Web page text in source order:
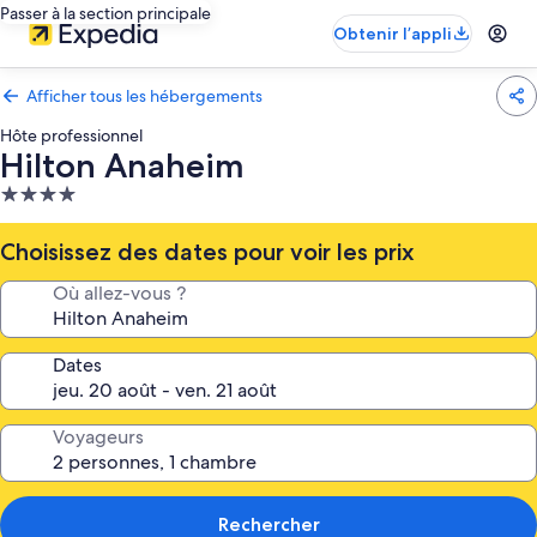
Passer à la section principale
Obtenir l’appli
Afficher tous les hébergements
Hôte professionnel
Hilton Anaheim
Hébergement
4.0 étoiles
Choisissez des dates pour voir les prix
Où allez-vous ?
Dates
Voyageurs
Rechercher